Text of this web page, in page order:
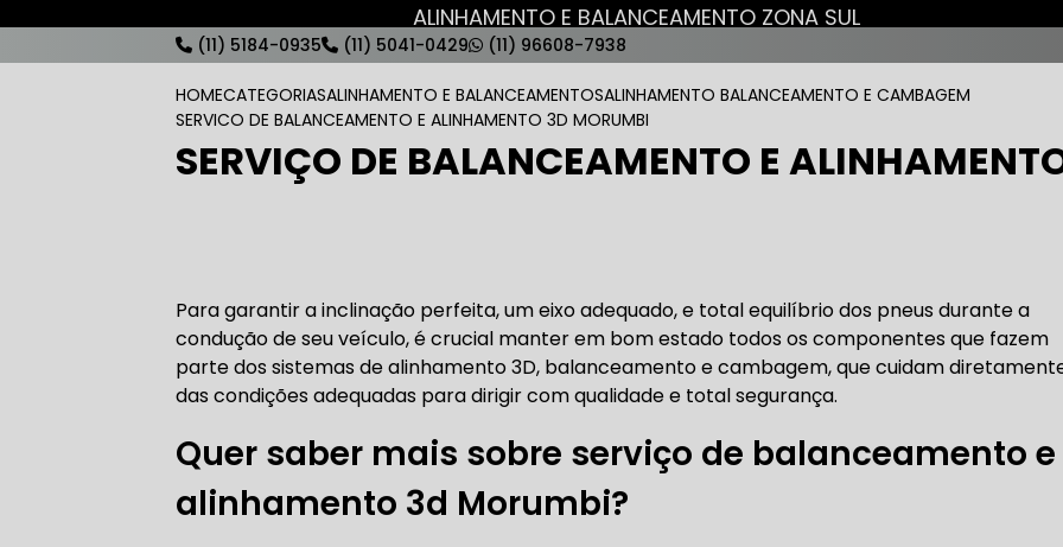
ALINHAMENTO E BALANCEAMENTO ZONA SUL
AUTO ELÉTRICA MAIS PRÓXIMO AUTO ELÉTRICA AUTOMOTIVA
AUTO ELÉTRICA ABERTA HOJE AUTO ELÉTRICA SOCORRO
AUTO ELÉTRICA PRÓXIMO DE MIM
(11) 5184-0935 (11) 5041-0429 (11) 96608-7938
HOMECATEGORIASALINHAMENTO E BALANCEAMENTOSALINHAMENTO BALANCEAMENTO E CAMBAGEM
SERVICO DE BALANCEAMENTO E ALINHAMENTO 3D MORUMBI
SERVIÇO DE BALANCEAMENTO E
Para garantir a inclinação perfeita, um eixo adequado, e total equilíbrio dos pneus durante a
condução de seu veículo, é crucial manter em bom estado todos os componentes que fazem
parte dos sistemas de alinhamento 3D, balanceamento e cambagem, que cuidam
das condições adequadas para dirigir com qualidade e total segurança.
Quer saber mais sobre serviço de balanceamento e
alinhamento 3d Morumbi?